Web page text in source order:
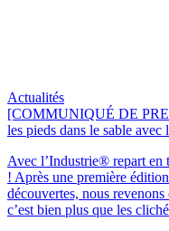
Actualités
[COMMUNIQUÉ DE
les pieds dans le sable
Avec l’Industrie® repart en
! Après une première
découvertes, nous
c’est bien plus que les